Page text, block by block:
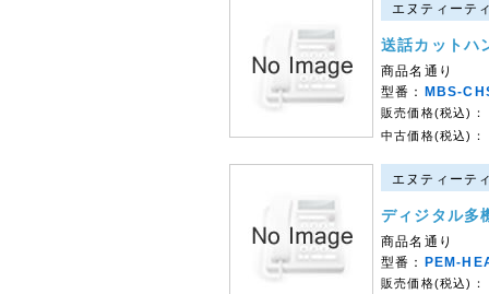
エヌティーテ
送話カットハ
商品名通り
型番：
MBS-
販売価格(税込)：
中古価格(税込)：
エヌティーテ
ディジタル多
商品名通り
型番：
PEM-
販売価格(税込)：